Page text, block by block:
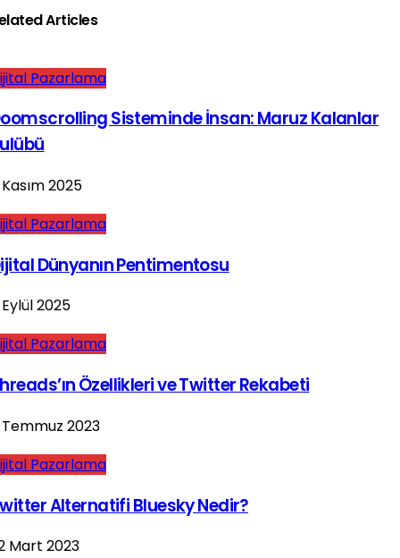
Articles
Pazarlama
Sisteminde İnsan: Maruz Kalanlar
2025
Pazarlama
Dünyanın Pentimentosu
2025
Pazarlama
Özellikleri ve Twitter Rekabeti
2023
Pazarlama
Alternatifi Bluesky Nedir?
Mart 2023